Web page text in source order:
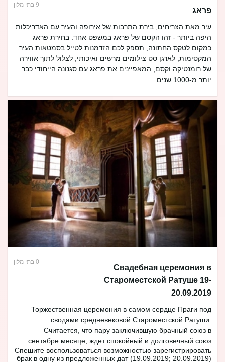
פראג
9 בתי מלון
עיר מאת הצריחים, בירת התרבות של אירופה והעיר עם האדריכלות
היפה ביותר - זהו הקסם של פראג במשפט אחד. בחירת פראג
כמקום לטקס החתונה, תספק לכם הזדמנות לטייל בסמטאות העיר
המקסימות, לארגן סט צילומים מרשים ואיכותי, לצלול לתוך אווירה
של רומנטיקה וקסם, המאפיינים את פראג עם סגנונה הייחודי כבר
יותר מ-1000 שנים.
Свадебная церемония в
Староместской Ратуше 19-
20.09.2019
0 בתי מלון
Торжественная церемония в самом сердце Праги под
сводами средневековой Староместской Ратуши.
Считается, что пару заключившую брачный союз в
сентябре месяце, ждет спокойный и долговечный союз.
Спешите воспользоваться возможностью зарегистрировать
брак в одну из предложенных дат (19.09.2019; 20.09.2019)